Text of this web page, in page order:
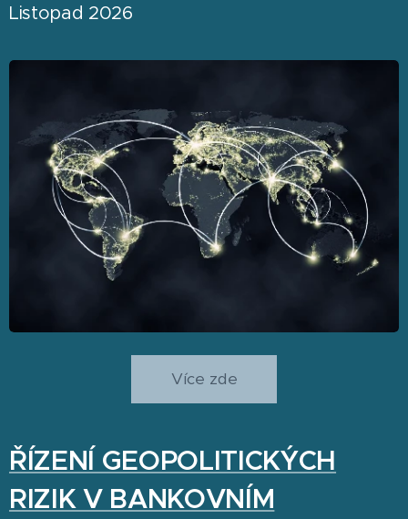
Listopad 2026
Více zde
ŘÍZENÍ GEOPOLITICKÝCH
RIZIK V BANKOVNÍM